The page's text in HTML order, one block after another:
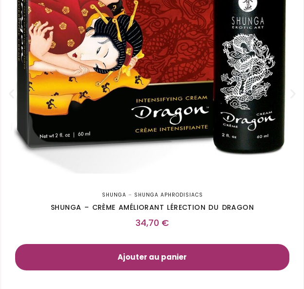
SHUNGA – SHUNGA APHRODISIACS
SHUNGA – CRÈME AMÉLIORANT LÉRECTION DU DRAGON
34,70 €
Ajouter au panier